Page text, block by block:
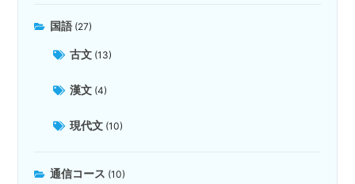
国語 (27)
古文 (13)
漢文 (4)
現代文 (10)
通信コース (10)